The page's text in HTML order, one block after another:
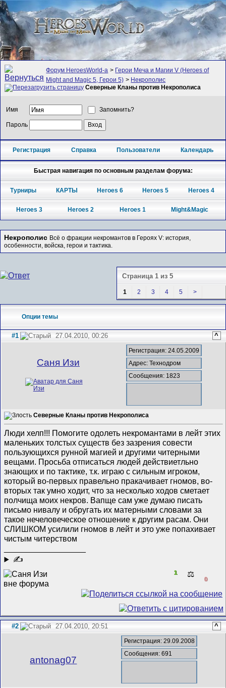
Форум HeroesWorld-а > Герои Меча и Магии V (Heroes of
Might and Magic 5, Герои 5) > Некрополис
Северные Кланы против Некрополиса
Имя Запомнить?
Пароль
Регистрация Справка Пользователи Календарь
Быстрая навигация по основным разделам форума:
Турниры КАРТЫ Heroes 6 Heroes 5 Heroes 4
Heroes 3 Heroes 2 Heroes 1 Might&Magic
Некрополис Всё о фракции некромантов в Героях V: история,
особенности, войска, герои и тактика.
Страница 1 из 5
1 2 3 4 5 >
Опции темы
#1 27.04.2010, 00:26 ^
Саня Изи
Регистрация: 24.05.2009
Адрес: Технодром
Сообщения: 1823
Северные Кланы против Некрополиса
Люди хелп!!! Помогите одолеть некромантами в лейт этих
маленьких толстых существ без зазрения совести
пользующихся рунной магией и другими читерными
вещами. Просьба отписаться людей действиетльно
знающих и по тактике, т.к. играю с сильным игроком,
который во-первых правельно пракачивает гномов, во-
вторых так умно ходит, что за несколько ходов сметает
полчища моих некров. Вапще сам уже думаю писать
письмо нивалу и обругать их матерными словами за
такое нечеловеческое отношение к другим расам. Они
СЛИШКОМ усилили гномов в лейт и это уже попахивает
чистым читерством
✍
1 ⚖️
0
#2 27.04.2010, 20:51 ^
antonag07
Регистрация: 29.09.2008
Сообщения: 691